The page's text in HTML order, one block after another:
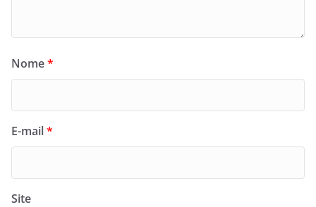
Nome*
E-mail*
Site